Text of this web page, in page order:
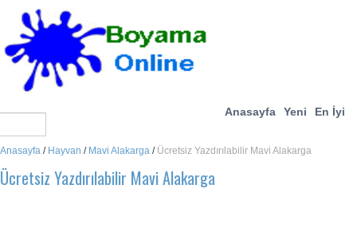
Anasayfa Yeni En İyi
Anasayfa / Hayvan / Mavi Alakarga / Ücretsiz Yazdırılabilir Mavi Alakarga
Ücretsiz Yazdırılabilir Mavi Alakarga